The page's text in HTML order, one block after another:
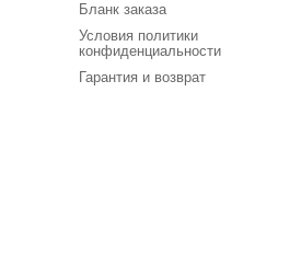
Бланк заказа
Условия политики
конфиденциальности
Гарантия и возврат